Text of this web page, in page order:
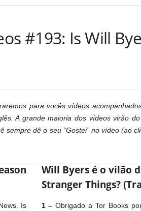
#193: Is Will
para vocês vídeos
A grande maioria dos vídeos virão
dê o seu “Gostei” no vídeo (ao
Is
Will Byers é o vilão
Stranger Things?
1 –Obrigado a Tor Books